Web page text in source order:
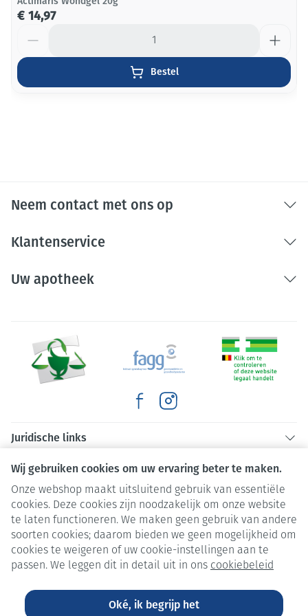
Wij gebruiken cookies om uw ervaring beter te maken.
Onze webshop maakt uitsluitend gebruik van essentiële
cookies. Deze cookies zijn noodzakelijk om onze website
te laten functioneren. We maken geen gebruik van andere
soorten cookies; daarom bieden we geen mogelijkheid om
cookies te weigeren of uw cookie-instellingen aan te
passen. We leggen dit in detail uit in ons cookiebeleid
Oké, ik begrijp het
€ 14,97
Bestel
Neem contact met ons op
Klantenservice
Uw apotheek
Juridische links